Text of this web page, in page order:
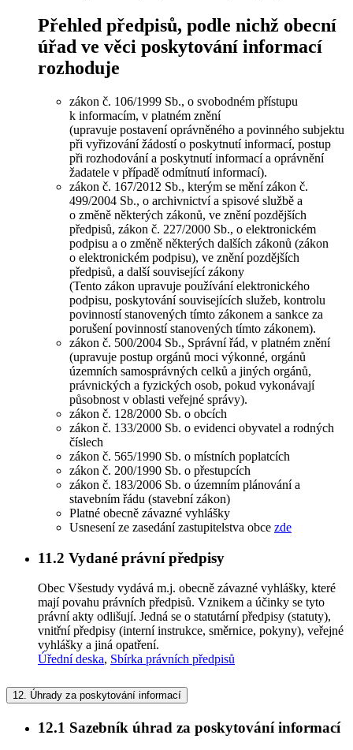
Přehled předpisů, podle nichž obecní
úřad ve věci poskytování informací
rozhoduje
zákon č. 106/1999 Sb., o svobodném přístupu
k informacím, v platném znění
(upravuje postavení oprávněného a povinného subjektu
při vyřizování žádostí o poskytnutí informací, postup
při rozhodování a poskytnutí informací a oprávnění
žadatele v případě odmítnutí informací).
zákon č. 167/2012 Sb., kterým se mění zákon č.
499/2004 Sb., o archivnictví a spisové službě a
o změně některých zákonů, ve znění pozdějších
předpisů, zákon č. 227/2000 Sb., o elektronickém
podpisu a o změně některých dalších zákonů (zákon
o elektronickém podpisu), ve znění pozdějších
předpisů, a další související zákony
(Tento zákon upravuje používání elektronického
podpisu, poskytování souvisejících služeb, kontrolu
povinností stanovených tímto zákonem a sankce za
porušení povinností stanovených tímto zákonem).
zákon č. 500/2004 Sb., Správní řád, v platném znění
(upravuje postup orgánů moci výkonné, orgánů
územních samosprávných celků a jiných orgánů,
právnických a fyzických osob, pokud vykonávají
působnost v oblasti veřejné správy).
zákon č. 128/2000 Sb. o obcích
zákon č. 133/2000 Sb. o evidenci obyvatel a rodných
číslech
zákon č. 565/1990 Sb. o místních poplatcích
zákon č. 200/1990 Sb. o přestupcích
zákon č. 183/2006 Sb. o územním plánování a
stavebním řádu (stavební zákon)
Platné obecně závazné vyhlášky
Usnesení ze zasedání zastupitelstva obce zde
11.2 Vydané právní předpisy
Obec Všestudy vydává m.j. obecně závazné vyhlášky, které
mají povahu právních předpisů. Vznikem a účinky se tyto
právní akty odlišují. Jedná se o statutární předpisy (statuty),
vnitřní předpisy (interní instrukce, směrnice, pokyny), veřejné
vyhlášky a jiná opatření.
Úřední deska, Sbírka právních předpisů
12. Úhrady za poskytování informací
12.1 Sazebník úhrad za poskytování informací